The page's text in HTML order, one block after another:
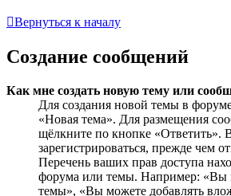
Вернуться к началу
Создание сообщений
Как мне создать новую тему или
Для создания новой темы в
«Новая тема». Для размещения
щёлкните по кнопке «Ответить».
зарегистрироваться, прежде чем
Перечень ваших прав доступа
форума или темы. Например: «Вы
темы», «Вы можете добавлять